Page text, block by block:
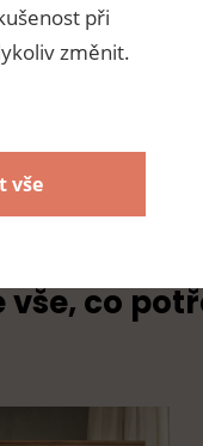
Číslo produktu:
vše, co
při
změnit.
vše